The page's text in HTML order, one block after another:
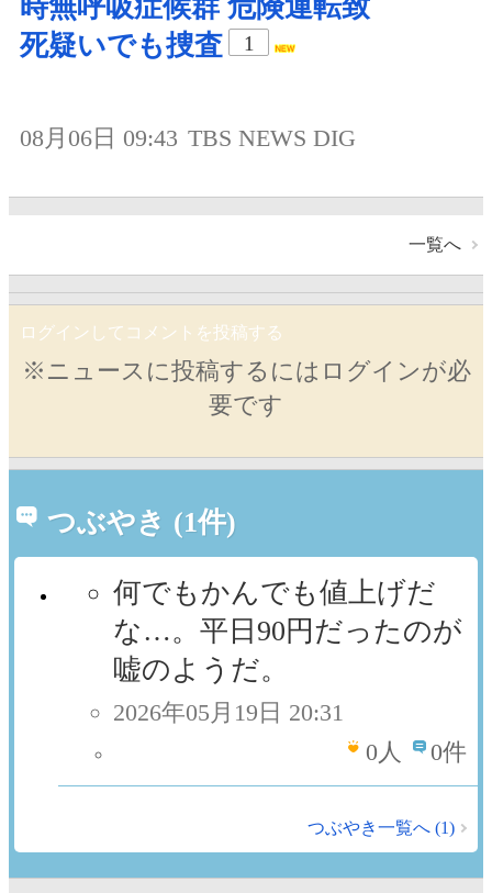
時無呼吸症候群 危険運転致
死疑いでも捜査
1
08月06日 09:43 TBS NEWS DIG
一覧へ
ログインしてコメントを投稿する
※ニュースに投稿するにはログインが必
要です
つぶやき (1件)
何でもかんでも値上げだ
な…。平日90円だったのが
嘘のようだ。
2026年05月19日 20:31
0人 0件
つぶやき一覧へ (1)